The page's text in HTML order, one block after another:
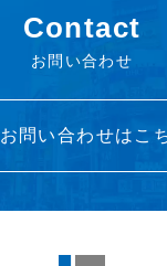
Contact
お問い合わせ
お問い合わせはこ